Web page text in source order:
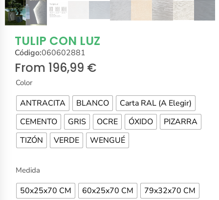
TULIP CON LUZ
Código:060602881
From 196,99 €
Color
ANTRACITA BLANCO
Carta RAL (A Elegir)
CEMENTO
GRIS OCRE ÓXIDO
PIZARRA
TIZÓN
VERDE WENGUÉ
Medida
50x25x70 CM 60x25x70 CM 79x32x70 CM